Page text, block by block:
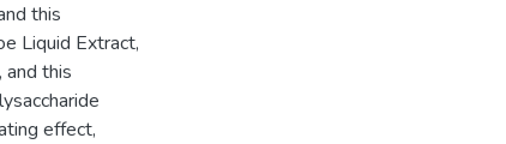
this
Liquid Extract,
this
effect,